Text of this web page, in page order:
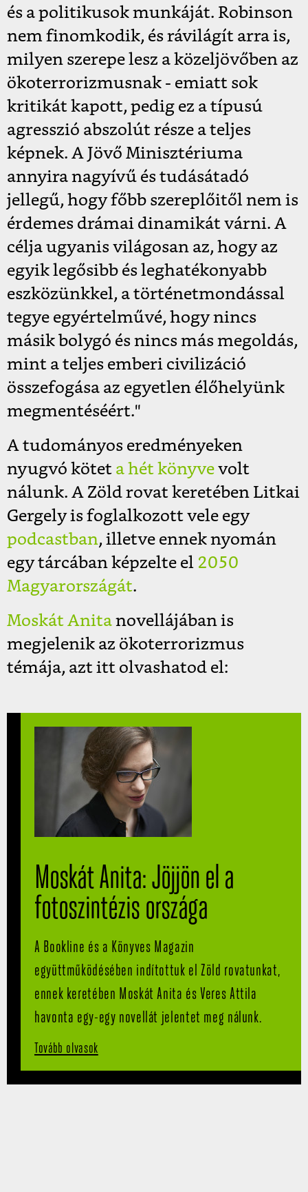
és a politikusok munkáját. Robinson
nem finomkodik, és rávilágít arra is,
milyen szerepe lesz a közeljövőben az
ökoterrorizmusnak - emiatt sok
kritikát kapott, pedig ez a típusú
agresszió abszolút része a teljes
képnek. A Jövő Minisztériuma
annyira nagyívű és tudásátadó
jellegű, hogy főbb szereplőitől nem is
érdemes drámai dinamikát várni. A
célja ugyanis világosan az, hogy az
egyik legősibb és leghatékonyabb
eszközünkkel, a történetmondással
tegye egyértelművé, hogy nincs
másik bolygó és nincs más megoldás,
mint a teljes emberi civilizáció
összefogása az egyetlen élőhelyünk
megmentéséért."
A tudományos eredményeken
nyugvó kötet a hét könyve volt
nálunk. A Zöld rovat keretében Litkai
Gergely is foglalkozott vele egy
podcastban, illetve ennek nyomán
egy tárcában képzelte el 2050
Magyarországát.
Moskát Anita novellájában is
megjelenik az ökoterrorizmus
témája, azt itt olvashatod el:
Moskát Anita: Jöjjön el a
fotoszintézis országa
A Bookline és a Könyves Magazin
együttműködésében indítottuk el Zöld rovatunkat,
ennek keretében Moskát Anita és Veres Attila
havonta egy-egy novellát jelentet meg nálunk.
Tovább olvasok